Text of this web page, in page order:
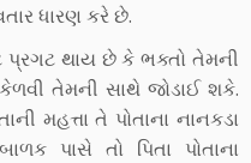
ધારણ કરે છે.
પ્રગટ થાય છે કે ભક્તો તેમની
તેમની સાથે જોડાઈ શકે.
મહત્તા તે પોતાના નાનકડા
પાસે તો પિતા પોતાના